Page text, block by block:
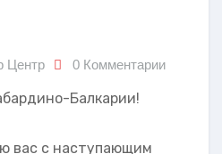
Центр 0 Комментарии
Балкарии!
вас с наступающим